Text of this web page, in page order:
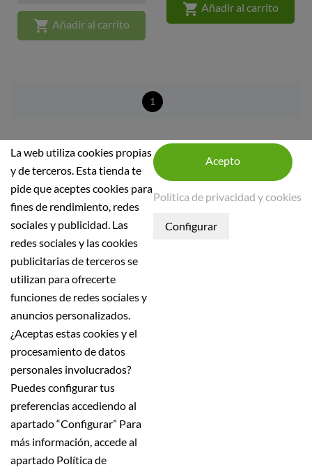
 Añadir al carrito
 Añadir al carrito
1
INFORMACIÓN DE LA TIENDA
INFORMACIÓN
Condiciones generales
Política de seguridad
Aviso Legal
Política de Privacidad
Política de envío
Todos los precios son indicados con impuestos incluidos
Nestinar SL, B60423498, inscrita en el Registo
La web utiliza cookies propias
y de terceros. Esta tienda te
pide que aceptes cookies para
fines de rendimiento, redes
sociales y publicidad. Las
redes sociales y las cookies
publicitarias de terceros se
utilizan para ofrecerte
funciones de redes sociales y
anuncios personalizados.
¿Aceptas estas cookies y el
procesamiento de datos
personales involucrados?
Puedes configurar tus
preferencias accediendo al
apartado “Configurar” Para
más información, accede al
apartado Política de
Política de privacidad y cookies